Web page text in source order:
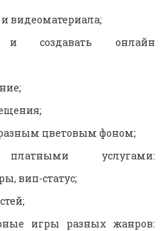
видеоматериала;
и создавать онлайн
цветовым фоном;
платными услугами:
вип-статус;
игры разных жанров: